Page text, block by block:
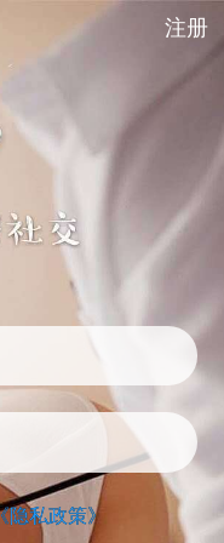
注册
隐私政策》